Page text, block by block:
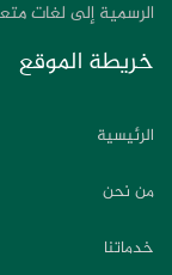
الرسمية إلى لغات
خريطة الموقع
الرئيسية
من نحن
خدماتنا